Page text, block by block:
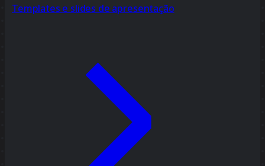
Templates e slides de apresentação